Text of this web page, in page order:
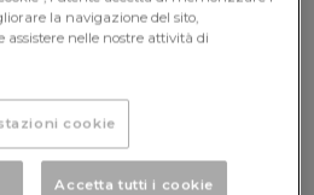
la navigazione del sito,
nelle nostre attività di
cookie
Accetta tutti i cookie